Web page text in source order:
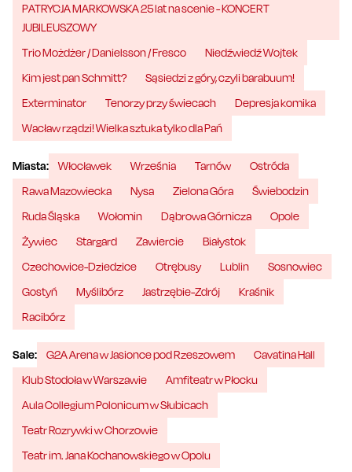
PATRYCJA MARKOWSKA 25 lat na scenie - KONCERT
JUBILEUSZOWY
Trio Możdżer / Danielsson / Fresco
Niedźwiedź Wojtek
Kim jest pan Schmitt?
Sąsiedzi z góry, czyli barabuum!
Exterminator
Tenorzy przy świecach
Depresja komika
Wacław rządzi! Wielka sztuka tylko dla Pań
Miasta: Włocławek Września Tarnów
Ostróda
Rawa Mazowiecka
Nysa Zielona Góra
Świebodzin
Ruda Śląska
Wołomin Dąbrowa Górnicza
Opole
Żywiec
Stargard Zawiercie
Białystok
Czechowice-Dziedzice
Otrębusy Lublin
Sosnowiec
Gostyń
Myślibórz Jastrzębie-Zdrój
Kraśnik
Racibórz
Sale: G2A Arena w Jasionce pod Rzeszowem
Cavatina Hall
Klub Stodoła w Warszawie
Amfiteatr w Płocku
Aula Collegium Polonicum w Słubicach
Teatr Rozrywki w Chorzowie
Teatr im. Jana Kochanowskiego w Opolu